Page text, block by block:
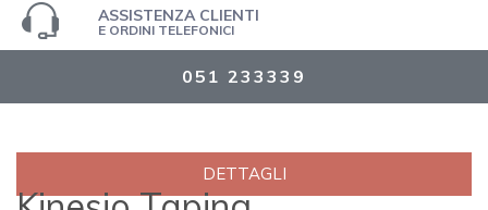
ASSISTENZA CLIENTI
E ORDINI TELEFONICI
051 233339
DETTAGLI